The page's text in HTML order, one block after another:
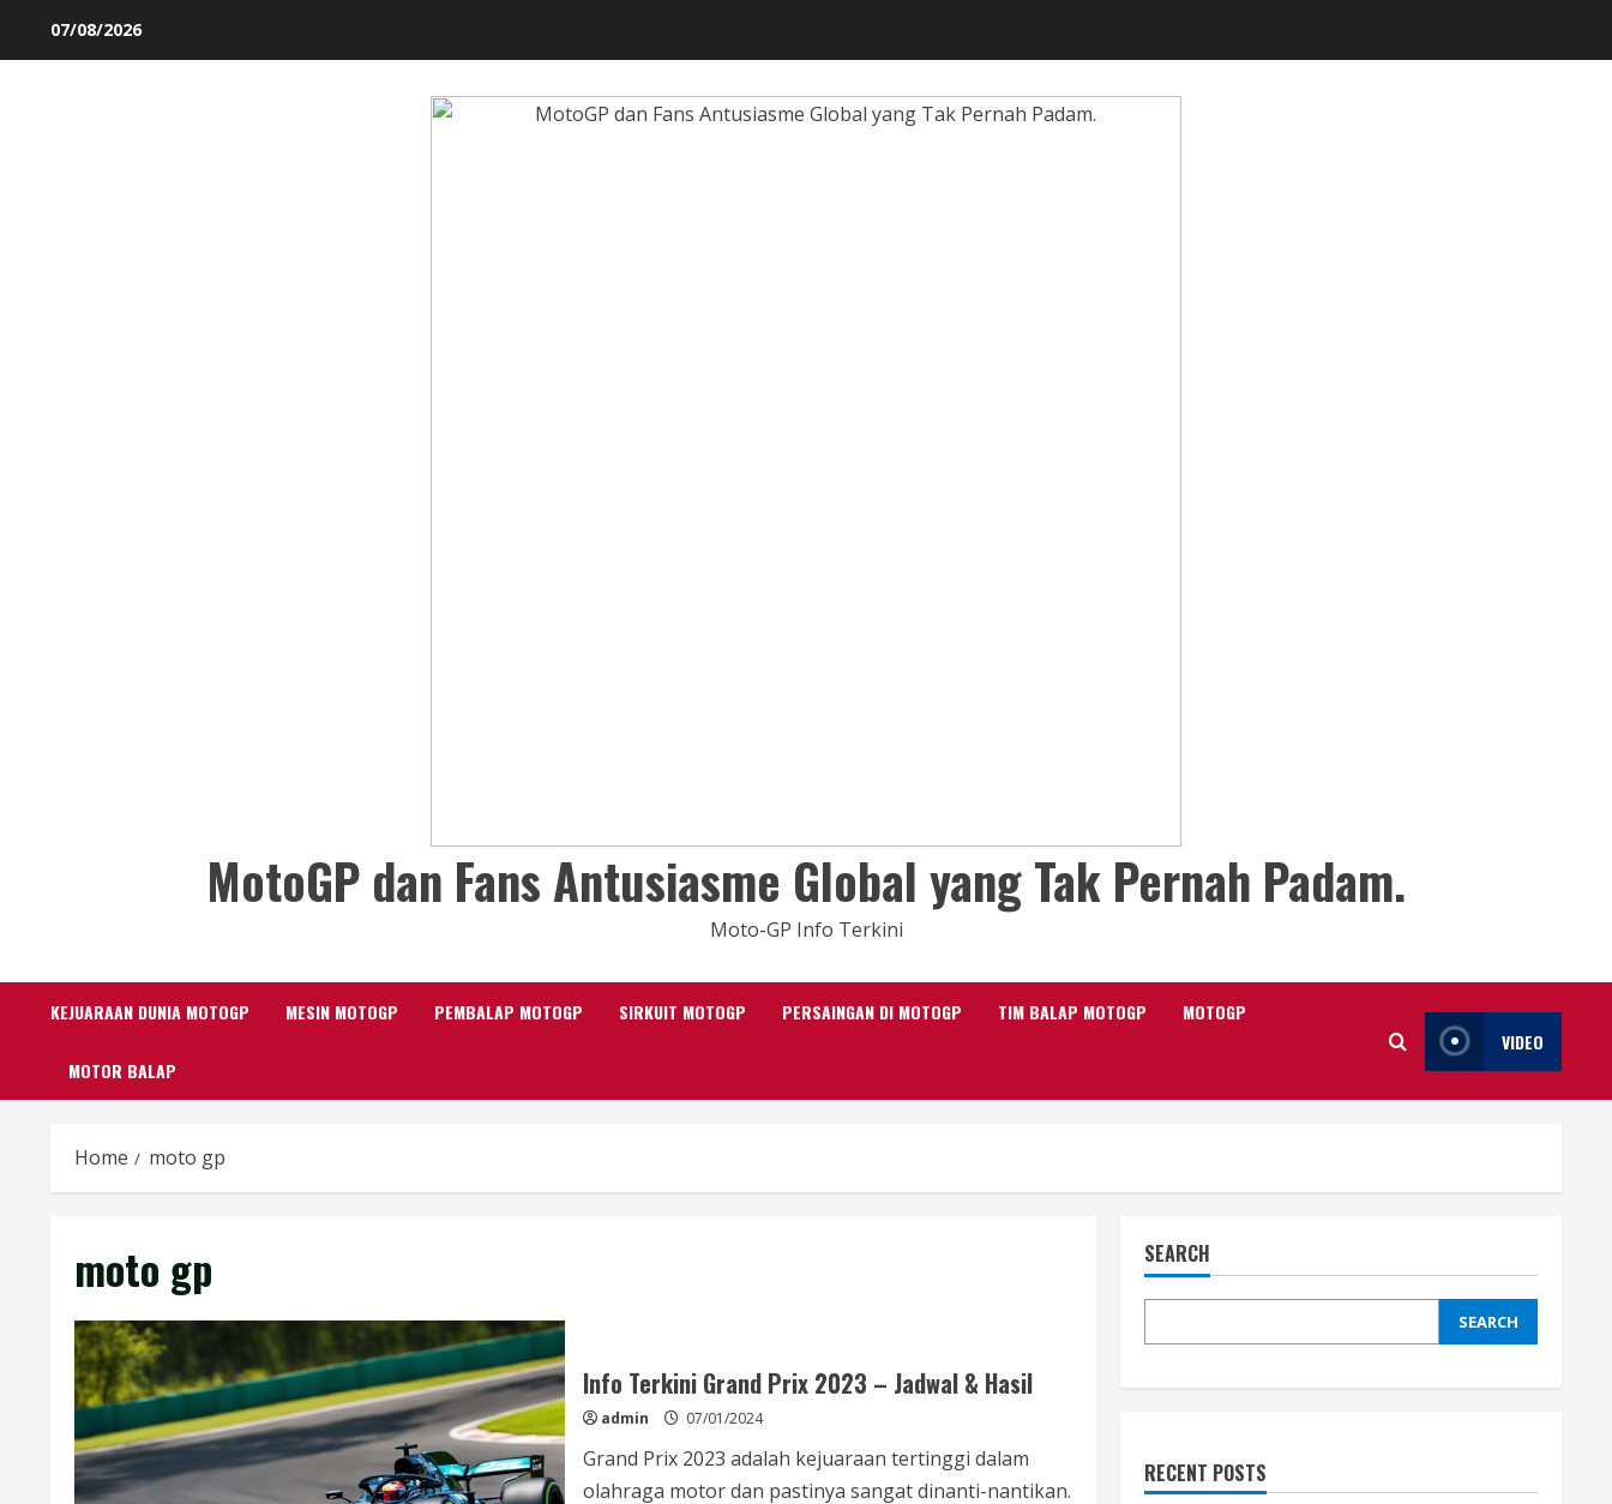
07/08/2026
MotoGP dan Fans Antusiasme Global yang Tak Pernah Padam.
Moto-GP Info Terkini
KEJUARAAN DUNIA MOTOGP MESIN MOTOGP PEMBALAP MOTOGP SIRKUIT MOTOGP PERSAINGAN DI MOTOGP TIM BALAP MOTOGP MOTOGP
MOTOR BALAP
VIDEO
Home moto gp
moto gp
Info Terkini Grand Prix 2023 – Jadwal & Hasil
admin 07/01/2024
Grand Prix 2023 adalah kejuaraan tertinggi dalam
olahraga motor dan pastinya sangat dinanti-nantikan.
SEARCH
SEARCH
RECENT POSTS